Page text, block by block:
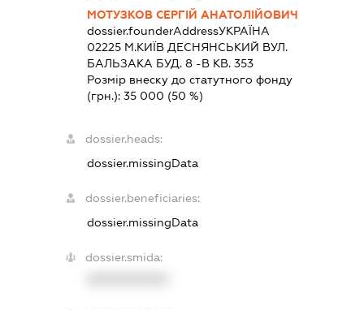
МОТУЗКОВ СЕРГІЙ АНАТОЛІЙОВИЧ
dossier.founderAddressУКРАЇНА
02225 М.КИЇВ ДЕСНЯНСЬКИЙ ВУЛ.
БАЛЬЗАКА БУД. 8 -В КВ. 353
Розмір внеску до статутного фонду
(грн.):35 000 (50 %)
dossier.heads:
dossier.missingData
dossier.beneficiaries:
dossier.missingData
dossier.smida: